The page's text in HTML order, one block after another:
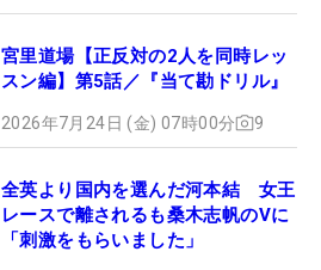
宮里道場【正反対の2人を同時レッ
スン編】第5話／『当て勘ドリル』
2026年7月24日 (金) 07時00分 9
全英より国内を選んだ河本結 女王
レースで離されるも桑木志帆のVに
「刺激をもらいました」